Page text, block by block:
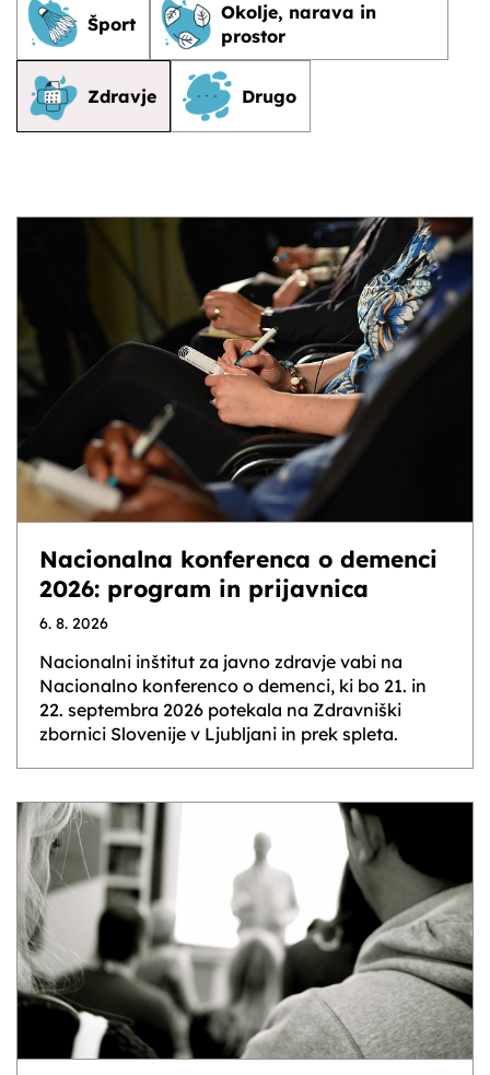
Šport
Okolje, narava in
prostor
Zdravje Drugo
NOVICE
Nacionalna konferenca o demenci
2026: program in prijavnica
6. 8. 2026
Nacionalni inštitut za javno zdravje vabi na
Nacionalno konferenco o demenci, ki bo 21. in
22. septembra 2026 potekala na Zdravniški
zbornici Slovenije v Ljubljani in prek spleta.